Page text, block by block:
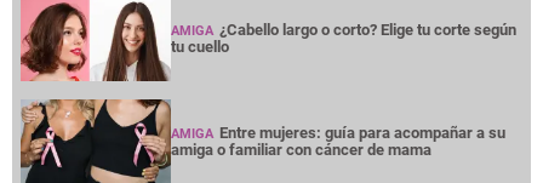
AMIGA ¿Cabello largo o corto? Elige tu corte según
tu cuello
AMIGA Entre mujeres: guía para acompañar a su
amiga o familiar con cáncer de mama